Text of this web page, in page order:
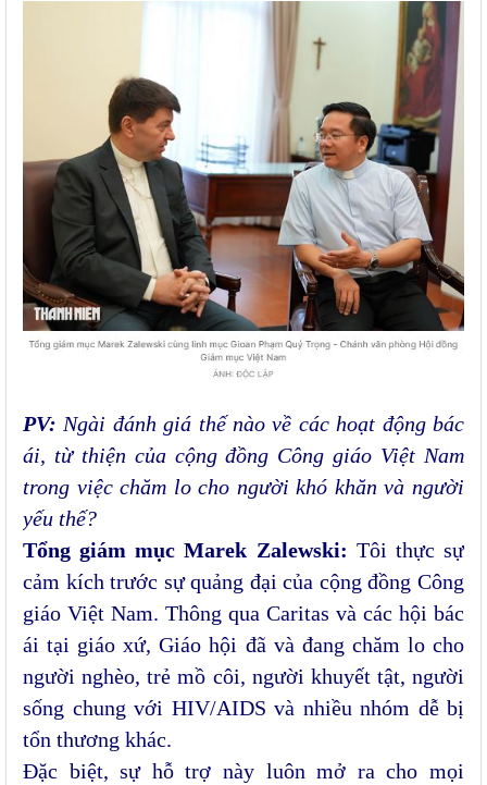
PV: Ngài đánh giá thế nào về các hoạt động bác
ái, từ thiện của cộng đồng Công giáo Việt Nam
trong việc chăm lo cho người khó khăn và người
yếu thế?
Tổng giám mục Marek Zalewski: Tôi thực sự
cảm kích trước sự quảng đại của cộng đồng Công
giáo Việt Nam. Thông qua Caritas và các hội bác
ái tại giáo xứ, Giáo hội đã và đang chăm lo cho
người nghèo, trẻ mồ côi, người khuyết tật, người
sống chung với HIV/AIDS và nhiều nhóm dễ bị
tổn thương khác.
Đặc biệt, sự hỗ trợ này luôn mở ra cho mọi